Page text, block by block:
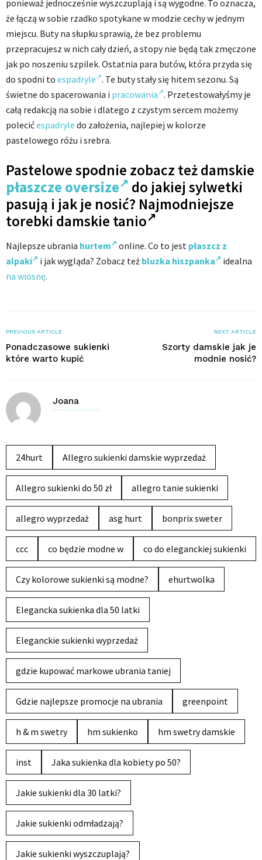
ponieważ jednocześnie wyszczuplają i są wygodne. To oznacza,
że łączą w sobie rzadko spotykane w modzie cechy w jednym
miejscu. Buty na słupku sprawią, że bez problemu
przepracujesz w nich cały dzień, a stopy nie będą tak zmęczone
jak po noszeniu szpilek. Ostatnia para butów, która przyda się
do spodni to espadryle . Te buty stały się hitem sezonu. Są
świetne do spacerowania i pracowania . Przetestowałyśmy je
całą redakcją na sobie i dlatego z czystym sercem możemy
polecićespadryle do założenia, najlepiej w kolorze
pastelowego różu i srebra.
Pastelowe spodnie zobacz też damskie
płaszcze oversize
do jakiej sylwetki
pasują i jak je nosić? Najmodniejsze
torebki damskie tanio
Najlepsze ubrania hurtem online. Co to jest płaszcz z
alpaki
i jak wygląda? Zobacz też bluzka hiszpanka
idealna
na wiosnę.
PREVIOUS ARTICLE
Ponadczasowe sukienki
które warto kupić
NEXT ARTICLE
Szorty damskie jak je
modnie nosić?
Joana
24hurt Allegro sukienki damskie wyprzedaż
Allegro sukienki do 50 zł allegro tanie sukienki
allegro wyprzedaż asg hurt bonprix sweter
ccc co będzie modne w co do eleganckiej sukienki
Czy kolorowe sukienki są modne? ehurtwolka
Elegancka sukienka dla 50 latki
Eleganckie sukienki wyprzedaż
gdzie kupować markowe ubrania taniej
Gdzie najlepsze promocje na ubrania greenpoint
h & m swetry hm sukienko hm swetry damskie
inst Jaka sukienka dla kobiety po 50?
Jakie sukienki dla 30 latki?
Jakie sukienki odmładzają?
Jakie sukienki wyszczuplają?